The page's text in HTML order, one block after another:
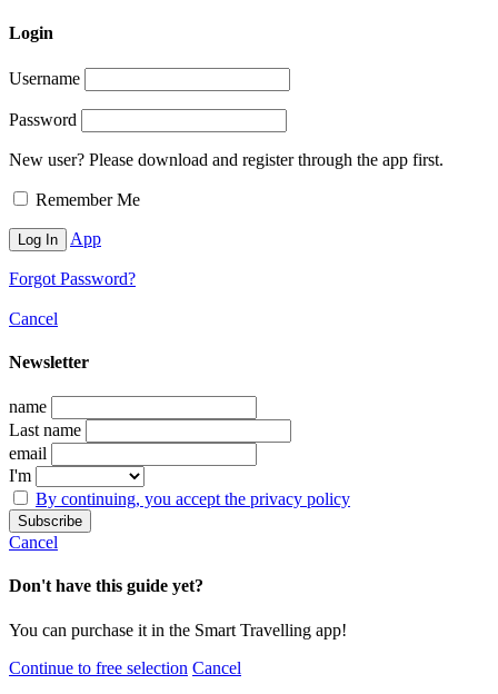
Login
Username
Password
New user? Please download and register through the app first.
Remember Me
App
Forgot Password?
Cancel
Newsletter
name
Last name
email
I'm
By continuing, you accept the privacy policy
Cancel
Don't have this guide yet?
You can purchase it in the Smart Travelling app!
Continue to free selection Cancel